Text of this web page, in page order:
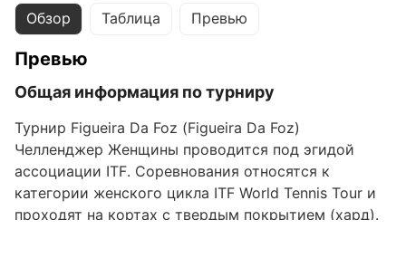
Обзор Таблица Превью
Превью
Общая информация по турниру
Турнир Figueira Da Foz (Figueira Da Foz)
Челленджер Женщины проводится под эгидой
ассоциации ITF. Соревнования относятся к
категории женского цикла ITF World Tennis Tour и
проходят на кортах с твердым покрытием (хард).